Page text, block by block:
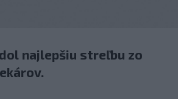
najlepšiu streľbu zo